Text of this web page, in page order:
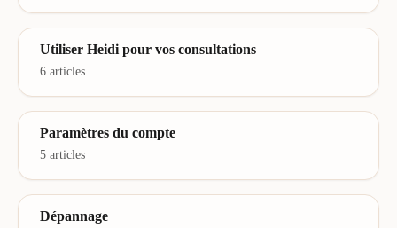
Utiliser Heidi pour vos consultations
6 articles
Paramètres du compte
5 articles
Dépannage